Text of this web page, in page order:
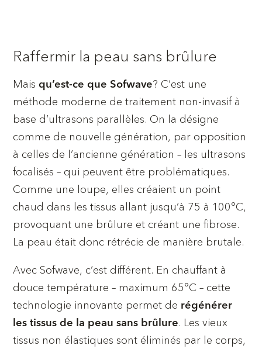
Raffermir la peau sans brûlure
Maisqu’est-ce que Sofwave? C’est une
méthode moderne de traitement non-invasif à
base d’ultrasons parallèles. On la désigne
comme de nouvelle génération, par opposition
à celles de l’ancienne génération – les ultrasons
focalisés – qui peuvent être problématiques.
Comme une loupe, elles créaient un point
chaud dans les tissus allant jusqu’à 75 à 100°C,
provoquant une brûlure et créant une fibrose.
La peau était donc rétrécie de manière brutale.
Avec Sofwave, c’est différent. En chauffant à
douce température – maximum 65°C – cette
technologie innovante permet de régénérer
les tissus de la peau sans brûlure. Les vieux
tissus non élastiques sont éliminés par le corps,